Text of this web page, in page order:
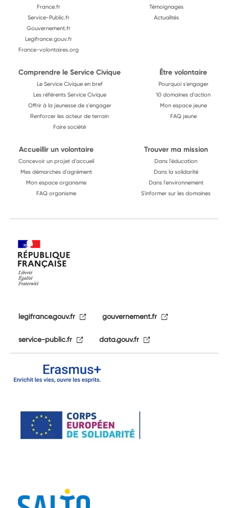
France.fr
Service-Public.fr
Gouvernement.fr
Legifrance.gouv.fr
France-volontaires.org
Témoignages
Actualités
Comprendre le Service Civique
Le Service Civique en bref
Les référents Service Civique
Offrir à la jeunesse de s'engager
Renforcer les acteur de terrain
Faire société
Être volontaire
Pourquoi s'engager
10 domaines d'action
Mon espace jeune
FAQ jeune
Accueillir un volontaire
Concevoir un projet d'accueil
Mes démarches d'agrément
Mon espace organisme
FAQ organisme
Trouver ma mission
Dans l'éducation
Dans la solidarité
Dans l'environnement
S'informer sur les domaines
legifrance.gouv.fr gouvernement.fr
service-public.fr data.gouv.fr